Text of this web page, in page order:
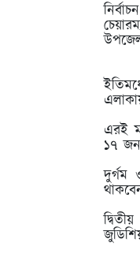
এরই
১৭
দুর্গম